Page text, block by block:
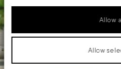
Allow
Allow